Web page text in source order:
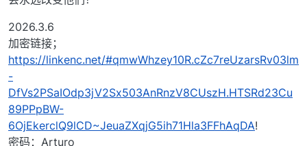
2026.3.6
加密链接；
https://linkenc.net/#qmwWhzey10R.cZc7reUzarsRv03lm
-
DfVs2PSaIOdp3jV2Sx503AnRnzV8CUszH.HTSRd23Cu
89PPpBW-
6OjEkerclQ9lCD~JeuaZXqjG5ih71Hla3FFhAqDA!
密码：Arturo